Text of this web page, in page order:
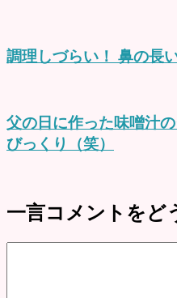
調理しづらい！ 鼻の長
父の日に作った味噌汁
びっくり（笑）
一言コメントをど